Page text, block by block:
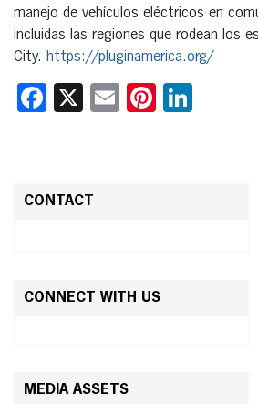
manejo de vehículos eléctricos en
incluidas las regiones que rodean los
City. https://pluginamerica.org/
Facebook
X EmailPinterest
CONTACT
CONNECT WITH US
MEDIA ASSETS